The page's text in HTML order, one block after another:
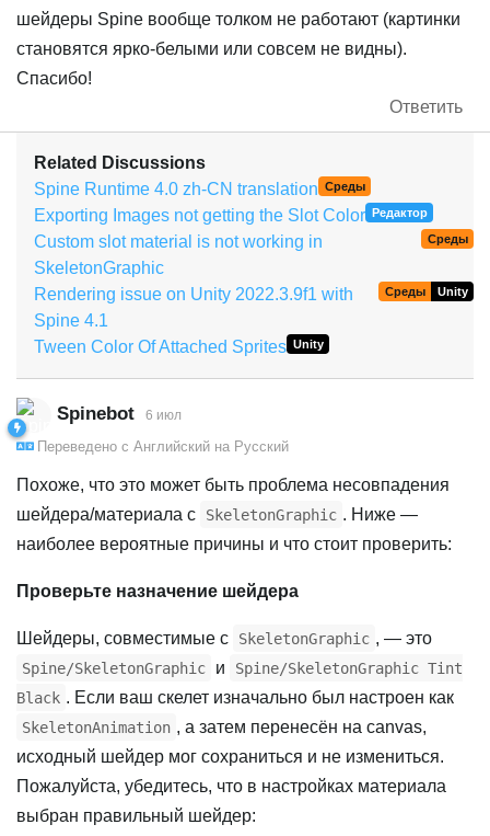
шейдеры Spine вообще толком не работают (картинки
становятся ярко-белыми или совсем не видны).
Спасибо!
Ответить
Related Discussions
Spine Runtime 4.0 zh-CN translation Среды
Exporting Images not getting the Slot Color Редактор
Custom slot material is not working in
SkeletonGraphic
Среды
Rendering issue on Unity 2022.3.9f1 with
Spine 4.1
Среды Unity
Tween Color Of Attached Sprites Unity
Spinebot 6 июл
Переведено с Английский на Русский
Похоже, что это может быть проблема несовпадения
шейдера/материала с
SkeletonGraphic . Ниже —
наиболее вероятные причины и что стоит проверить:
Проверьте назначение шейдера
Шейдеры, совместимые с SkeletonGraphic , — это
Spine/SkeletonGraphic и
Spine/SkeletonGraphic Tint
Black . Если ваш скелет изначально был настроен как
SkeletonAnimation , а затем перенесён на canvas,
исходный шейдер мог сохраниться и не измениться.
Пожалуйста, убедитесь, что в настройках материала
выбран правильный шейдер: